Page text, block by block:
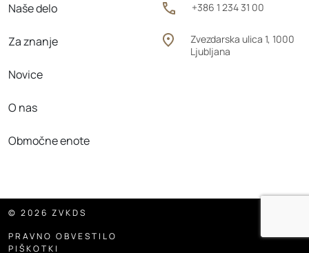
+386 1 234 31 00
Zvezdarska ulica 1, 1000
Ljubljana
Naše delo
Za znanje
Novice
O nas
Območne enote
© 2026 ZVKDS
PRAVNO OBVESTILO
PIŠKOTKI